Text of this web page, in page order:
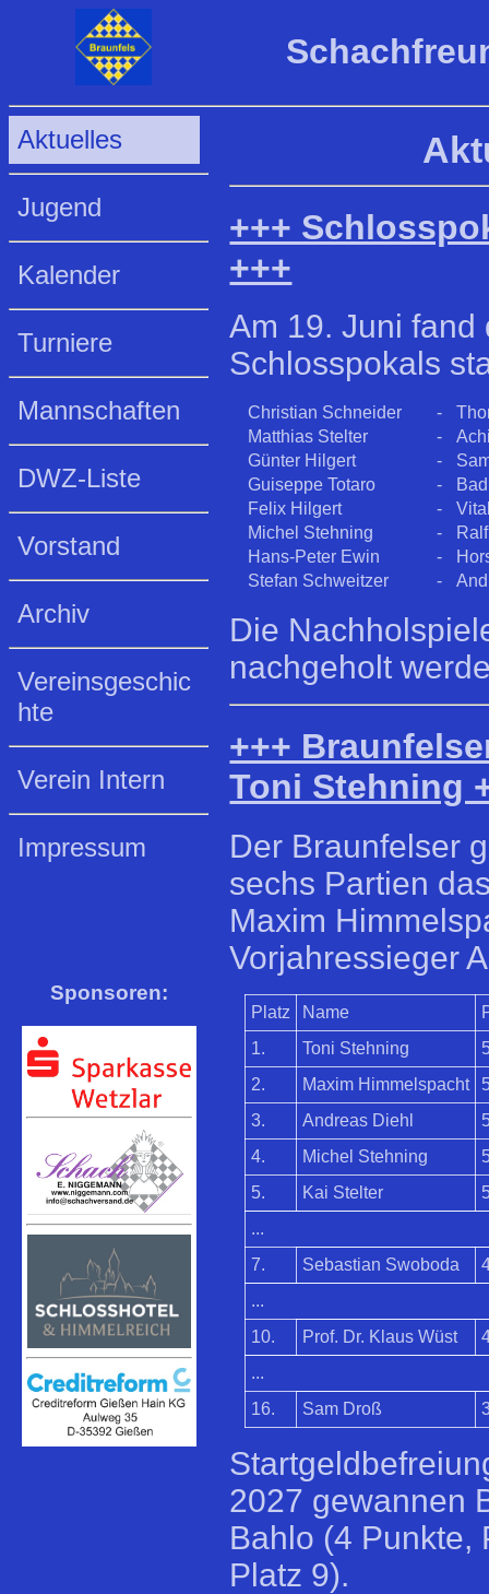
Aktuelles
Jugend
Kalender
Turniere
Mannschaften
DWZ-Liste
Vorstand
Archiv
Vereinsgeschic
hte
Verein Intern
Impressum
Sponsoren:
+++
+++
Am 19. Juni
Schlosspokals
Christian Schneider -
Matthias Stelter
-
Günter Hilgert
-
Guiseppe Totaro
-
Felix Hilgert
-
Michel Stehning
-
Hans-Peter Ewin
-
Stefan Schweitzer
-
Die
nachgeholt
+++
Toni Stehning
Der Braunfelser
sechs Partien
Maxim
Vorjahressieger
Platz Name
1.
Toni Stehning
2.
Maxim Himmelspacht
3.
Andreas Diehl
4.
Michel Stehning
5.
Kai Stelter
...
7.
Sebastian Swoboda
...
10.
Prof. Dr. Klaus Wüst
...
16.
Sam Droß
2027 gewannen
Bahlo (4 Punkte,
Platz 9).